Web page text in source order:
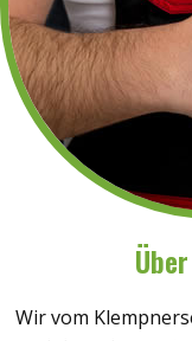
Wir vom